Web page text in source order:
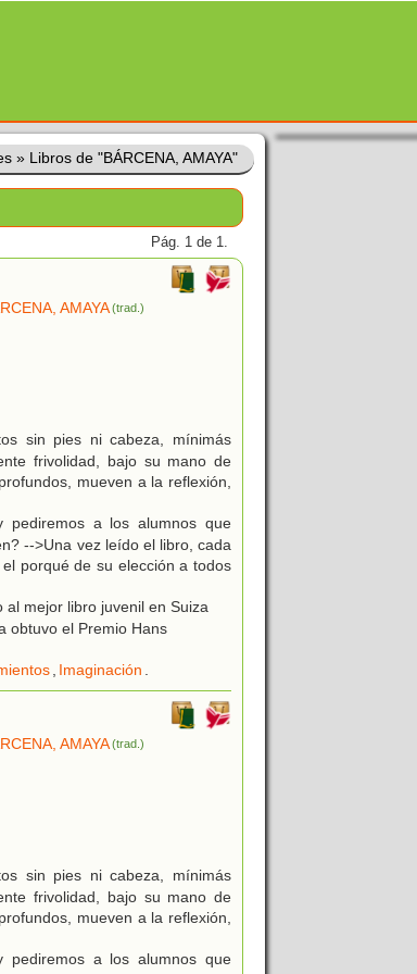
» Libros de "BÁRCENA, AMAYA"
Pág. 1 de 1.
AMAYA(trad.)
sin pies ni cabeza, mínimás
frivolidad, bajo su mano de
mueven a la reflexión,
pediremos a los alumnos que
-->Una vez leído el libro, cada
porqué de su elección a todos
al mejor libro juvenil en Suiza
obtuvo el Premio Hans
, Imaginación .
AMAYA(trad.)
sin pies ni cabeza, mínimás
frivolidad, bajo su mano de
mueven a la reflexión,
pediremos a los alumnos que